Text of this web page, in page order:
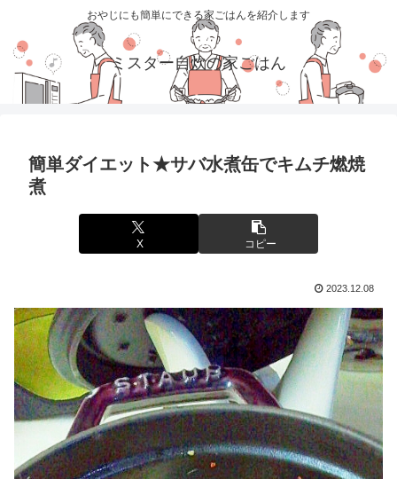
おやじにも簡単にできる家ごはんを紹介します
ミスター自炊の家ごはん
簡単ダイエット★サバ水煮缶でキムチ燃焼
煮
X コピー
2023.12.08